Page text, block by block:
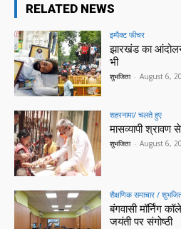
RELATED NEWS
इम्पैक्ट फीचर
झारखंड का
भी
शुभजिता - August 6,
शहरनामा/ चलते हुए
मासव्यापी श्रावण
शुभजिता - August 6,
शैक्षणिक समाचार /
बंगवासी मॉर्निंग
जयंती पर संगोष्ठी